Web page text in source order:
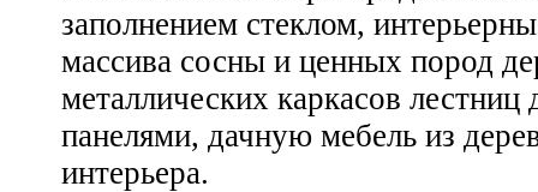
заполнением стеклом,
массива сосны и ценных пород
металлических каркасов
панелями, дачную мебель из
интерьера.